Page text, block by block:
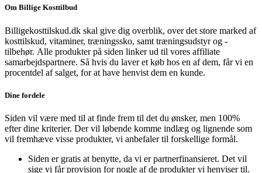
Om Billige Kosttilbud
Billigekosttilskud.dk skal give dig overblik, over det store marked af
kosttilskud, vitaminer, træningssko, samt træningsudstyr og -
tilbehør. Alle produkter på siden linker ud til vores affiliate
samarbejdspartnere. Så hvis du laver et køb hos en af dem, får vi en
procentdel af salget, for at have henvist dem en kunde.
Dine fordele
Siden vil være med til at finde frem til det du ønsker, men 100%
efter dine kriterier. Der vil løbende komme indlæg og lignende som
vil fremhæve visse produkter, vi anbefaler til forskellige formål.
Siden er gratis at benytte, da vi er partnerfinansieret. Det vil
sige vi får provision for nogle af de produkter vi henviser til.